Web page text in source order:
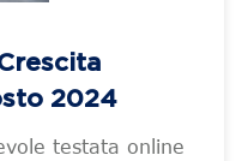
2024
testata online